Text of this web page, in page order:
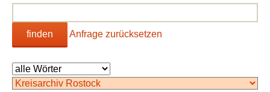
finden Anfrage zurücksetzen